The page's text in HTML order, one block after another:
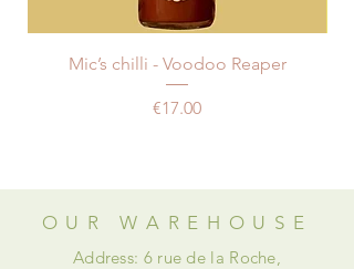
de 3 à 8 jours (sauf cas
exceptionnel) suivant la
confirmation de votre commande.
Les retards de livraison ne peuvent
en aucun cas donner lieu au
Mic’s chilli - Voodoo Reaper
Price
€17.00
OUR WAREHOUSE
Address: 6 rue de la Roche,